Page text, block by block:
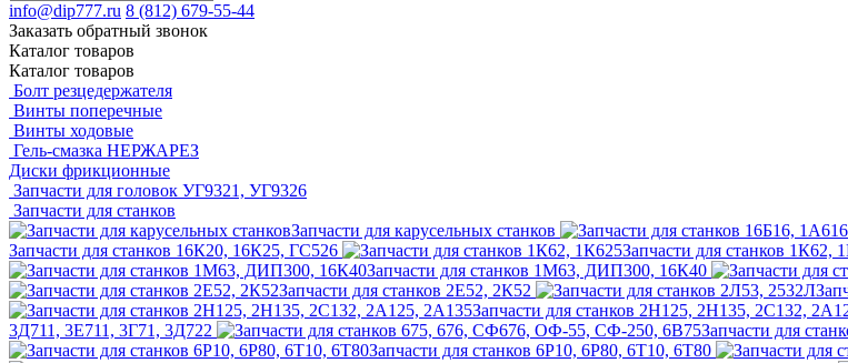
info@dip777.ru 8 (812) 679-55-44
Заказать обратный звонок
Каталог товаров
Каталог товаров
Болт резцедержателя
Винты поперечные
Винты ходовые
Гель-смазка НЕРЖАРЕЗ
Диски фрикционные
Запчасти для головок УГ9321, УГ9326
Запчасти для станков
Запчасти для карусельных станков
Запчасти для станков 16К20, 16К25, ГС526
Запчасти для станков 1К62,
Запчасти для станков 1М63, ДИП300, 16К40
Запчасти для станков 2Е52, 2К52
Запчасти для станков 2Н125, 2Н135, 2С132,
3Д711, 3Е711, 3Г71, 3Д722
Запчасти для
Запчасти для станков 6Р10, 6Р80, 6Т10, 6Т80